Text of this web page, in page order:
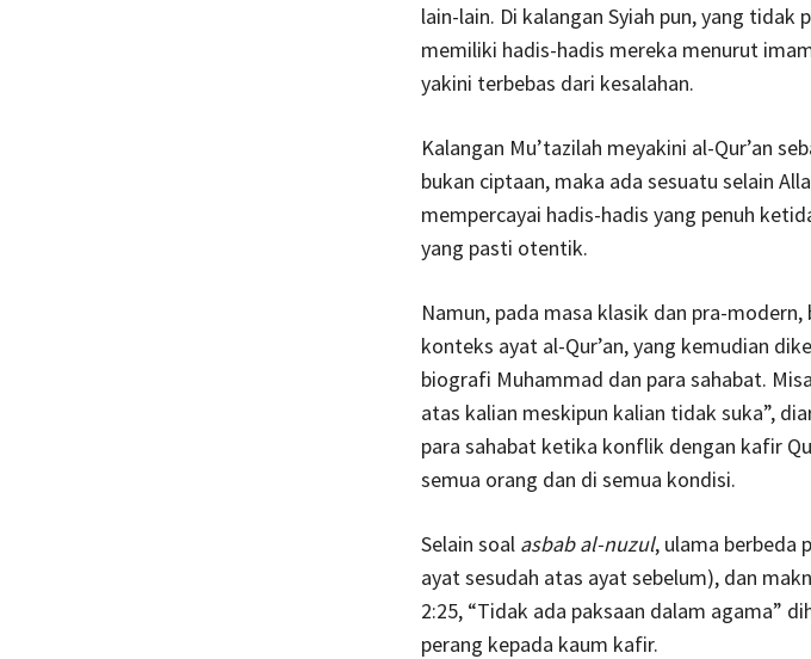
lain-lain. Di kalangan Syiah pun, yang tidak
memiliki hadis-hadis mereka menurut
yakini terbebas dari kesalahan.
Kalangan Mu’tazilah meyakini al-Qur’an
bukan ciptaan, maka ada sesuatu selain
mempercayai hadis-hadis yang penuh
yang pasti otentik.
Namun, pada masa klasik dan pra-
konteks ayat al-Qur’an, yang kemudian
biografi Muhammad dan para sahabat.
atas kalian meskipun kalian tidak suka”,
para sahabat ketika konflik dengan kafir
semua orang dan di semua kondisi.
Selain soal asbab al-nuzul, ulama berbeda
ayat sesudah atas ayat sebelum), dan
2:25, “Tidak ada paksaan dalam agama”
perang kepada kaum kafir.